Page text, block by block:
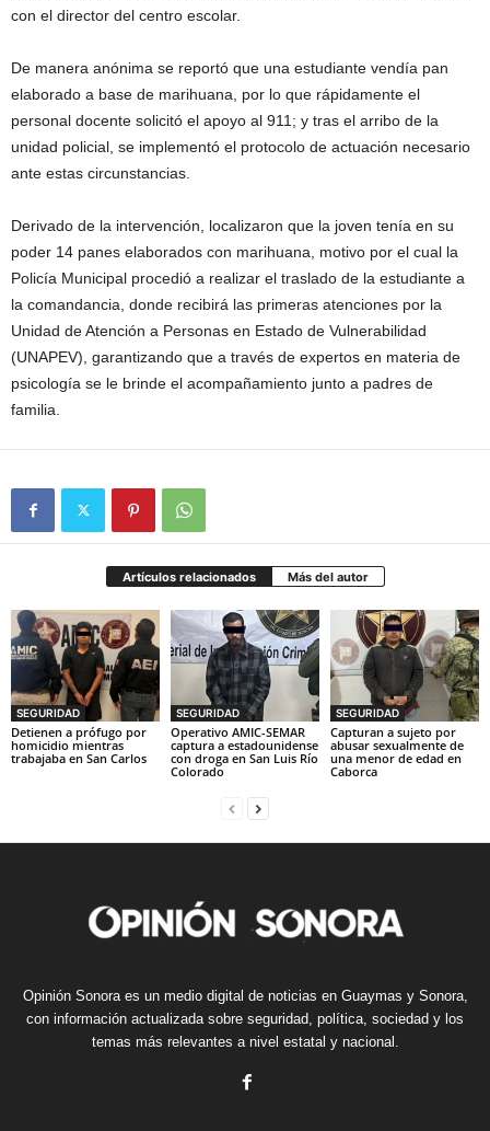
con el director del centro escolar.
De manera anónima se reportó que una estudiante vendía pan
elaborado a base de marihuana, por lo que rápidamente el
personal docente solicitó el apoyo al 911; y tras el arribo de la
unidad policial, se implementó el protocolo de actuación necesario
ante estas circunstancias.
Derivado de la intervención, localizaron que la joven tenía en su
poder 14 panes elaborados con marihuana, motivo por el cual la
Policía Municipal procedió a realizar el traslado de la estudiante a
la comandancia, donde recibirá las primeras atenciones por la
Unidad de Atención a Personas en Estado de Vulnerabilidad
(UNAPEV), garantizando que a través de expertos en materia de
psicología se le brinde el acompañamiento junto a padres de
familia.
Artículos relacionados Más del autor
SEGURIDAD
Detienen a prófugo por
homicidio mientras
trabajaba en San Carlos
SEGURIDAD
Operativo AMIC-SEMAR
captura a estadounidense
con droga en San Luis Río
Colorado
SEGURIDAD
Capturan a sujeto por
abusar sexualmente de
una menor de edad en
Caborca
Opinión Sonora es un medio digital de noticias en Guaymas y Sonora,
con información actualizada sobre seguridad, política, sociedad y los
temas más relevantes a nivel estatal y nacional.